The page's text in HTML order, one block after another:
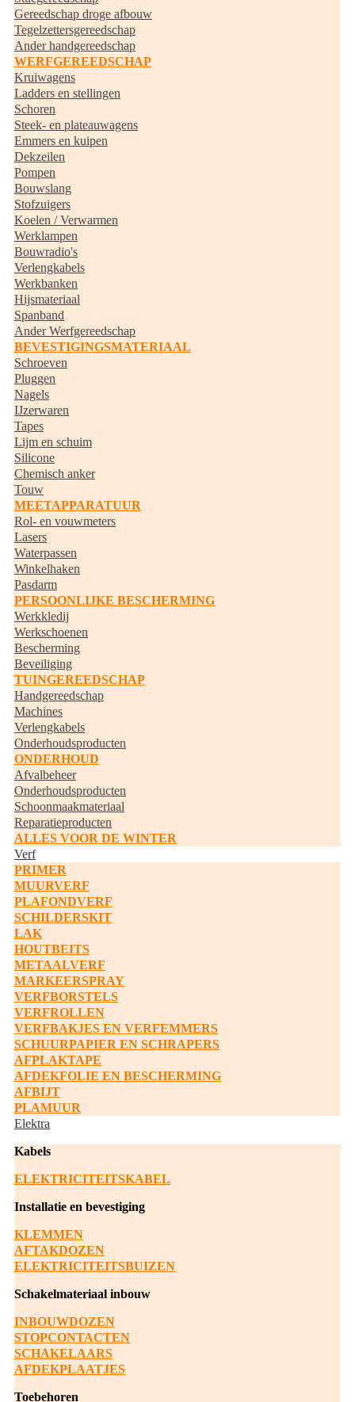
Gereedschap droge afbouw
Tegelzettersgereedschap
Ander handgereedschap
WERFGEREEDSCHAP
Kruiwagens
Ladders en stellingen
Schoren
Steek- en plateauwagens
Emmers en kuipen
Dekzeilen
Pompen
Bouwslang
Stofzuigers
Koelen / Verwarmen
Werklampen
Bouwradio's
Verlengkabels
Werkbanken
Hijsmateriaal
Spanband
Ander Werfgereedschap
BEVESTIGINGSMATERIAAL
Schroeven
Pluggen
Nagels
IJzerwaren
Tapes
Lijm en schuim
Silicone
Chemisch anker
Touw
MEETAPPARATUUR
Rol- en vouwmeters
Lasers
Waterpassen
Winkelhaken
Pasdarm
PERSOONLIJKE BESCHERMING
Werkkledij
Werkschoenen
Bescherming
Beveiliging
TUINGEREEDSCHAP
Handgereedschap
Machines
Verlengkabels
Onderhoudsproducten
ONDERHOUD
Afvalbeheer
Onderhoudsproducten
Schoonmaakmateriaal
Reparatieproducten
ALLES VOOR DE WINTER
Verf
PRIMER
MUURVERF
PLAFONDVERF
SCHILDERSKIT
LAK
HOUTBEITS
METAALVERF
MARKEERSPRAY
VERFBORSTELS
VERFROLLEN
VERFBAKJES EN VERFEMMERS
SCHUURPAPIER EN SCHRAPERS
AFPLAKTAPE
AFDEKFOLIE EN BESCHERMING
AFBIJT
PLAMUUR
Elektra
Kabels
ELEKTRICITEITSKABEL
Installatie en bevestiging
KLEMMEN
AFTAKDOZEN
ELEKTRICITEITSBUIZEN
Schakelmateriaal inbouw
INBOUWDOZEN
STOPCONTACTEN
SCHAKELAARS
AFDEKPLAATJES
Toebehoren